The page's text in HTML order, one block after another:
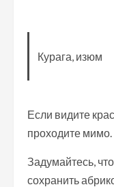
Курага, изюм
Если видите
проходите мимо.
Задумайтесь,
сохранить